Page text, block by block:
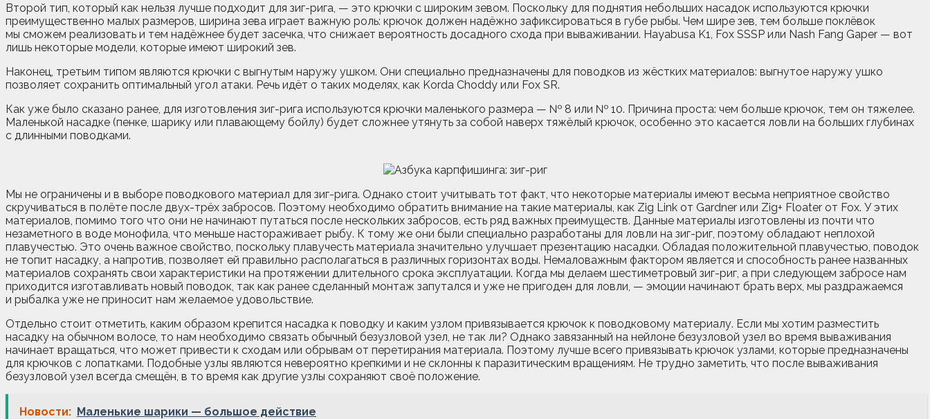
Второй тип, который как нельзя лучше подходит для зиг-рига, — это крючки с широким зевом. Поскольку для поднятия небольших насадок используются крючки
преимущественно малых размеров, ширина зева играет важную роль: крючок должен надёжно зафиксироваться в губе рыбы. Чем шире зев, тем больше поклёвок
мы сможем реализовать и тем надёжнее будет засечка, что снижает вероятность досадного схода при вываживании. Hayabusa K1, Fox SSSP или Nash Fang Gaper — вот
лишь некоторые модели, которые имеют широкий зев.
Наконец, третьим типом являются крючки с выгнутым наружу ушком. Они специально предназначены для поводков из жёстких материалов: выгнутое наружу ушко
позволяет сохранить оптимальный угол атаки. Речь идёт о таких моделях, как Korda Choddy или Fox SR.
Как уже было сказано ранее, для изготовления зиг-рига используются крючки маленького размера — № 8 или № 10. Причина проста: чем больше крючок, тем он тяжелее.
Маленькой насадке (пенке, шарику или плавающему бойлу) будет сложнее утянуть за собой наверх тяжёлый крючок, особенно это касается ловли на больших глубинах
с длинными поводками.
Мы не ограничены и в выборе поводкового материал для зиг-рига. Однако стоит учитывать тот факт, что некоторые материалы имеют весьма неприятное свойство
скручиваться в полёте после двух-трёх забросов. Поэтому необходимо обратить внимание на такие материалы, как Zig Link от Gardner или Zig+ Floater от Fox. У этих
материалов, помимо того что они не начинают путаться после нескольких забросов, есть ряд важных преимуществ. Данные материалы изготовлены из почти что
незаметного в воде монофила, что меньше настораживает рыбу. К тому же они были специально разработаны для ловли на зиг-риг, поэтому обладают неплохой
плавучестью. Это очень важное свойство, поскольку плавучесть материала значительно улучшает презентацию насадки. Обладая положительной плавучестью, поводок
не топит насадку, а напротив, позволяет ей правильно располагаться в различных горизонтах воды. Немаловажным фактором является и способность ранее названных
материалов сохранять свои характеристики на протяжении длительного срока эксплуатации. Когда мы делаем шестиметровый зиг-риг, а при следующем забросе нам
приходится изготавливать новый поводок, так как ранее сделанный монтаж запутался и уже не пригоден для ловли, — эмоции начинают брать верх, мы раздражаемся
и рыбалка уже не приносит нам желаемое удовольствие.
Отдельно стоит отметить, каким образом крепится насадка к поводку и каким узлом привязывается крючок к поводковому материалу. Если мы хотим разместить
насадку на обычном волосе, то нам необходимо связать обычный безузловой узел, не так ли? Однако завязанный на нейлоне безузловой узел во время вываживания
начинает вращаться, что может привести к сходам или обрывам от перетирания материала. Поэтому лучше всего привязывать крючок узлами, которые предназначены
для крючков с лопатками. Подобные узлы являются невероятно крепкими и не склонны к паразитическим вращениям. Не трудно заметить, что после вываживания
безузловой узел всегда смещён, в то время как другие узлы сохраняют своё положение.
Новости: Маленькие шарики — большое действие